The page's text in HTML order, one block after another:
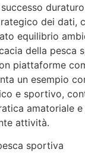
duraturo
dei dati,
equilibrio
della pesca
piattaforme
un esempio
e sportivo,
amatoriale
attività.